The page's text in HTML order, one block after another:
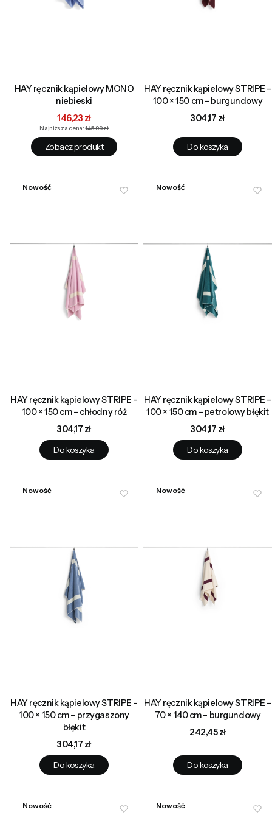
HAY ręcznik kąpielowy MONO
niebieski
Cena promocyjna
146,23 zł
Najniższa cena: 145,99 zł
Zobacz produkt
HAY ręcznik kąpielowy STRIPE –
100 × 150 cm – burgundowy
Cena
304,17 zł
Do koszyka
Nowość
HAY ręcznik kąpielowy STRIPE –
100 × 150 cm – chłodny róż
Cena
304,17 zł
Do koszyka
Nowość
HAY ręcznik kąpielowy STRIPE –
100 × 150 cm – petrolowy błękit
Cena
304,17 zł
Do koszyka
Nowość
HAY ręcznik kąpielowy STRIPE –
100 × 150 cm – przygaszony
błękit
Cena
304,17 zł
Do koszyka
Nowość
HAY ręcznik kąpielowy STRIPE –
70 × 140 cm – burgundowy
Cena
242,45 zł
Do koszyka
Nowość Nowość